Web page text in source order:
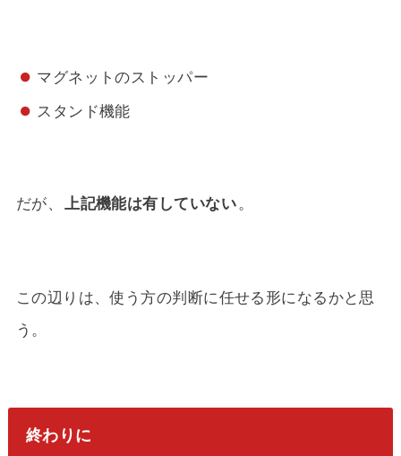
マグネットのストッパー
スタンド機能
だが、 上記機能は有していない。
この辺りは、使う方の判断に任せる形になるかと思
う。
終わりに